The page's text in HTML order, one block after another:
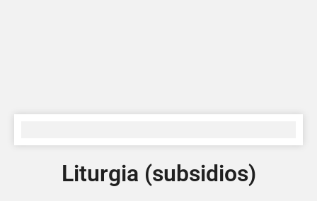
Liturgia (subsidios)